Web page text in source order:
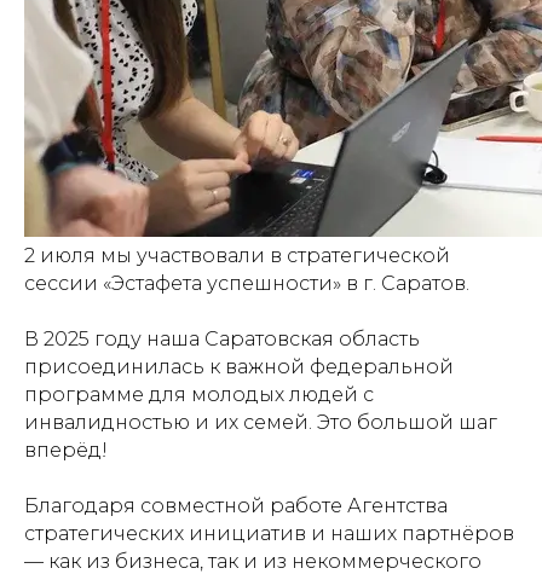
2 июля мы участвовали в стратегической
сессии «Эстафета успешности» в г. Саратов.
В 2025 году наша Саратовская область
присоединилась к важной федеральной
программе для молодых людей с
инвалидностью и их семей. Это большой шаг
вперёд!
Благодаря совместной работе Агентства
стратегических инициатив и наших партнёров
— как из бизнеса, так и из некоммерческого